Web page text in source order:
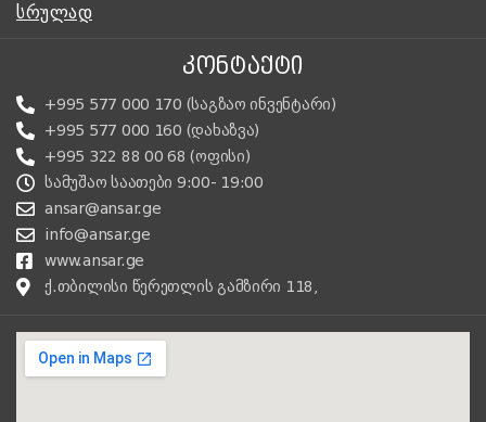
ᲡᲠᲣᲚᲐᲓ
ᲙᲝᲜᲢᲐᲥᲢᲘ
+995 577 000 170 (საგზაო ინვენტარი)
+995 577 000 160 (დახაზვა)
+995 322 88 00 68 (ოფისი)
სამუშაო საათები 9:00- 19:00
ansar@ansar.ge
info@ansar.ge
www.ansar.ge
ქ.თბილისი წერეთლის გამზირი 118,